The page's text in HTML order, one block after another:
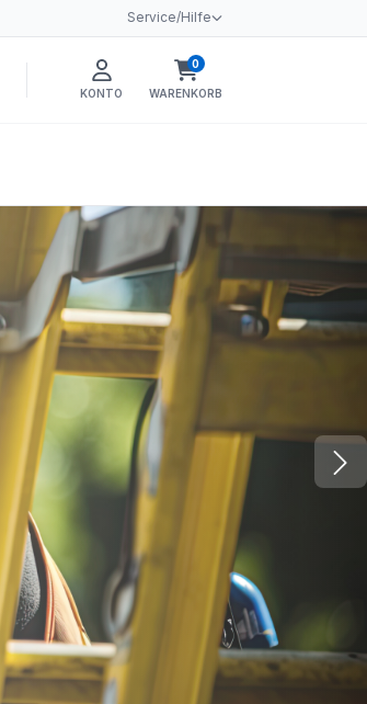
Service/Hilfe
KONTO
0
WARENKORB
Warenkorb enthält